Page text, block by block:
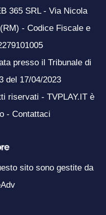
365 SRL - Via Nicola
- Codice Fiscale e
presso il Tribunale di
del 17/04/2023
riservati - TVPLAY.IT è
- Contattaci
sito sono gestite da